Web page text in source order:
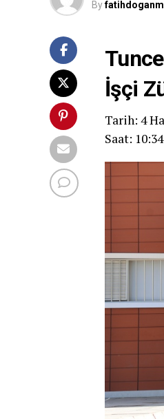
By
İşçi
Tarih: 4
Saat: 10:34